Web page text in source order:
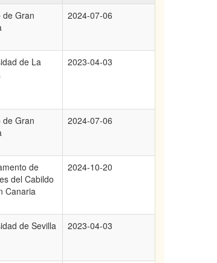
de Gran
2024-07-06
de La
2023-04-03
de Gran
2024-07-06
de
del Cabildo
Canaria
2024-10-20
de Sevilla 2023-04-03